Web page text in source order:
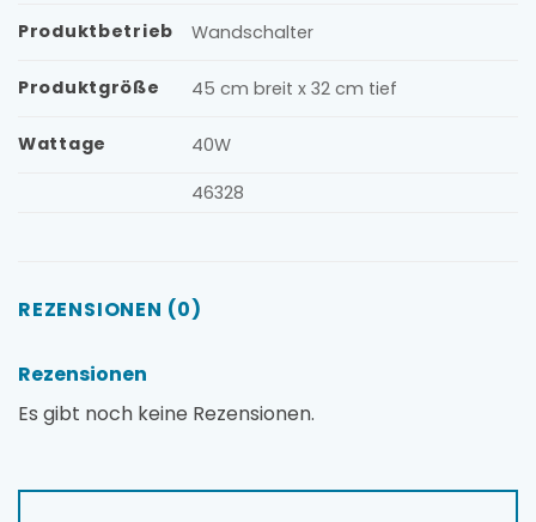
Produktbetrieb Wandschalter
Produktgröße 45 cm breit x 32 cm tief
Wattage
40W
46328
REZENSIONEN (0)
Rezensionen
Es gibt noch keine Rezensionen.